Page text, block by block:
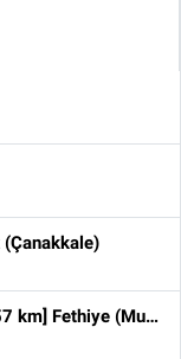
Akdeniz - Fethiye Körfezi - [01.57 km] Fethiye (Muğla)